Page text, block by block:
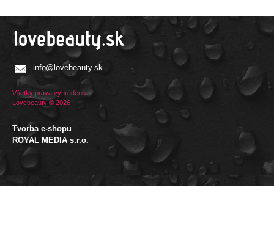
info@lovebeauty.sk
Všetky práva vyhradené.
Lovebeauty © 2026
Tvorba e-shopu:
ROYAL MEDIA s.r.o.